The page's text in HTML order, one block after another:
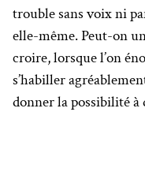
trouble sans voix ni
elle-même. Peut-on
croire, lorsque l’on
s’habiller
donner la possibilité à